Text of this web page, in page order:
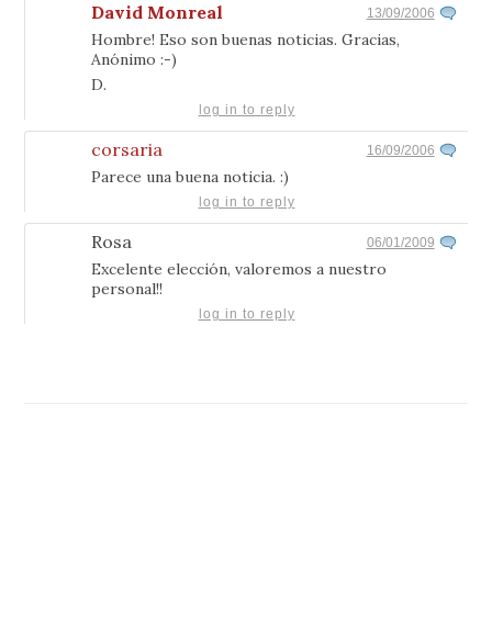
David Monreal 13/09/2006
Hombre! Eso son buenas noticias. Gracias,
Anónimo :-)
D.
log in to reply
corsaria 16/09/2006
Parece una buena noticia. :)
log in to reply
Rosa 06/01/2009
Excelente elección, valoremos a nuestro
personal!!
log in to reply